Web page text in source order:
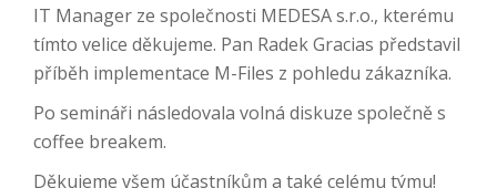
IT Manager ze společnosti MEDESA s.r.o., kterému
tímto velice děkujeme. Pan Radek Gracias představil
příběh implementace M-Files z pohledu zákazníka.
Po semináři následovala volná diskuze společně s
coffee breakem.
Děkujeme všem účastníkům a také celému týmu!